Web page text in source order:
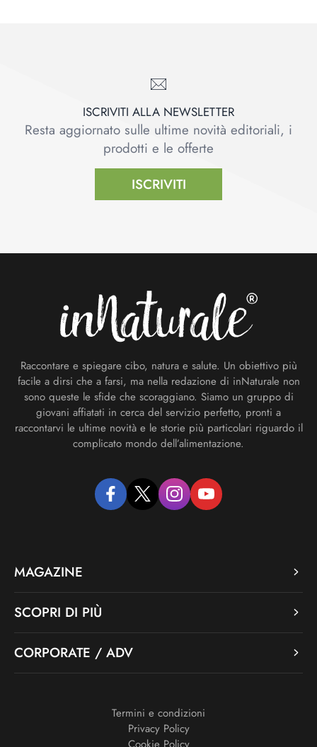
ISCRIVITI ALLA NEWSLETTER
Resta aggiornato sulle ultime novità editoriali, i
prodotti e le offerte
ISCRIVITI
Raccontare e spiegare cibo, natura e salute. Un obiettivo più
facile a dirsi che a farsi, ma nella redazione di inNaturale non
sono queste le sfide che scoraggiano. Siamo un gruppo di
giovani affiatati in cerca del servizio perfetto, pronti a
raccontarvi le ultime novità e le storie più particolari riguardo il
complicato mondo dell’alimentazione.
facebooktwitter instagramyoutube
MAGAZINE
SCOPRI DI PIÙ
CORPORATE / ADV
Termini e condizioni
Privacy Policy
Cookie Policy